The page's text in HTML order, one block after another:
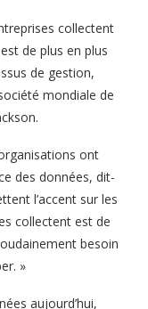
collectent
de plus en plus
de gestion,
mondiale de
ont
des données, dit-
l’accent sur les
collectent est de
besoin
»
aujourd’hui,